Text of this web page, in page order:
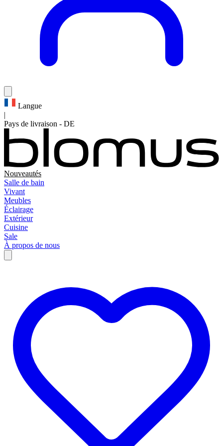
Langue
|
Pays de livraison - DE
Nouveautés
Salle de bain
Vivant
Meubles
Éclairage
Extérieur
Cuisine
Sale
À propos de nous